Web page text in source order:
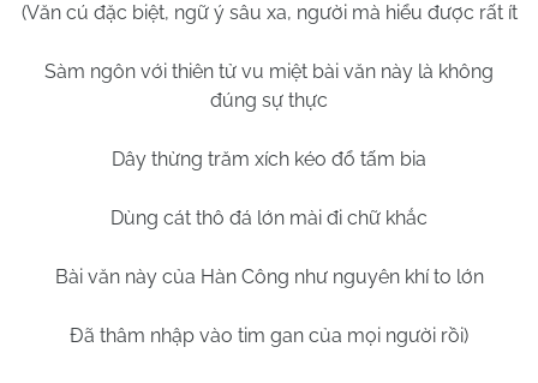
(Văn cú đặc biệt, ngữ ý sâu xa, người mà hiểu được rất ít
Sàm ngôn với thiên tử vu miệt bài văn này là không
đúng sự thực
Dây thừng trăm xích kéo đổ tấm bia
Dùng cát thô đá lớn mài đi chữ khắc
Bài văn này của Hàn Công như nguyên khí to lớn
Đã thâm nhập vào tim gan của mọi người rồi)